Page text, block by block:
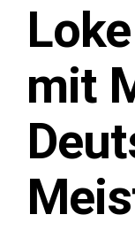
mit